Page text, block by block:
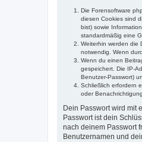
Die Forensoftware
diesen Cookies sind
bist) sowie
standardmäßig eine
Weiterhin werden die
notwendig. Wenn
Wenn du einen
gespeichert. Die IP-
Benutzer-Passwort)
Schließlich erfordern
oder
Dein Passwort wird mit
Passwort ist dein
nach deinem Passwort
Benutzernamen und